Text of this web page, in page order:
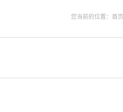
您当前的位置： 首页